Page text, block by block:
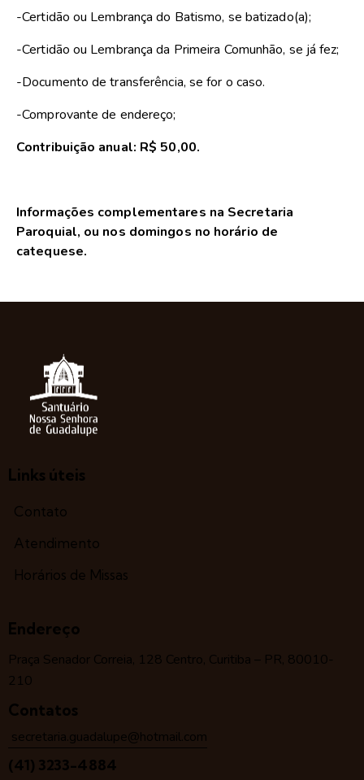
-Certidão ou Lembrança do Batismo, se batizado(a);
-Certidão ou Lembrança da Primeira Comunhão, se já fez;
-Documento de transferência, se for o caso.
-Comprovante de endereço;
Contribuição anual: R$ 50,00.
Informações complementares na Secretaria
Paroquial, ou nos domingos no horário de
catequese.
Links úteis
Contato
Atendimento
Horários de Missas
Endereço
Praça Senador Correia, 128 Centro, Curitiba – PR, 80010-
210
Contatos
secretaria.guadalupe@hotmail.com
(41) 3233-4884